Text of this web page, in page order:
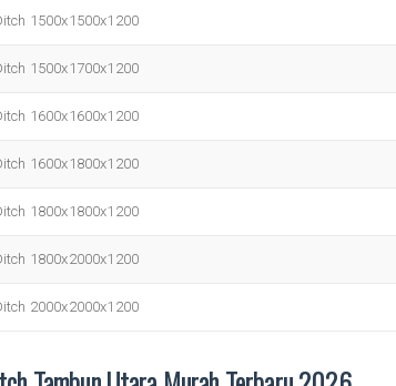
1500x1500x1200
1500x1700x1200
1600x1600x1200
1600x1800x1200
1800x1800x1200
1800x2000x1200
2000x2000x1200